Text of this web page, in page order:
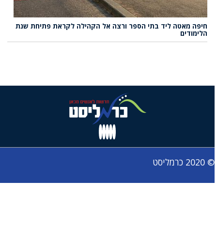
חיפה מאטה ליד בתי הספר ורצה אל הקהילה לקראת פתיחת שנת
הלימודים
© 2020 כרמליסט